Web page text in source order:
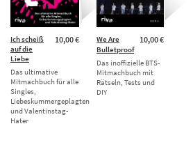
10,00 €
Ich scheiß
auf die
Liebe
Das ultimative
Mitmachbuch für alle
Singles,
Liebeskummergeplagten
und Valentinstag-
Hater
10,00 €
We Are
Bulletproof
Das inoffizielle BTS-
Mitmachbuch mit
Rätseln, Tests und
DIY